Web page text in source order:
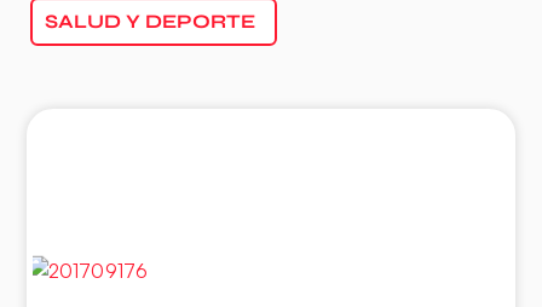
SALUD Y DEPORTE